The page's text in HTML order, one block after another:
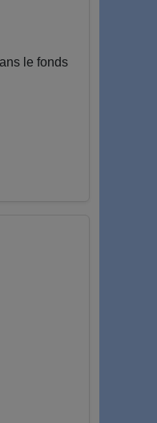
le fonds